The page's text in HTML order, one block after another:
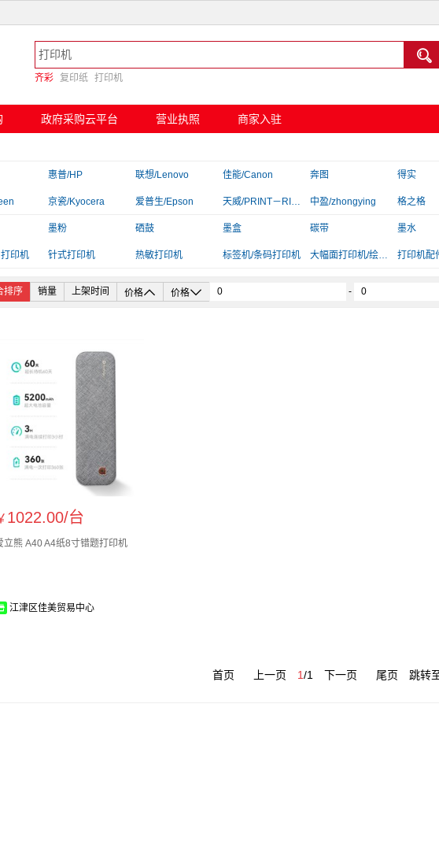

齐彩 复印纸 打印机
政府采购云平台 营业执照 商家入驻
惠普/HP 联想/Lenovo 佳能/Canon 奔图 得实
京瓷/Kyocera 爱普生/Epson 天威/PRINT－RITE 中盈/zhongying 格之格
实达 京呈 言鼎 映美 汉印/
得力/deli 夏普/Sharp 标拓 富士施乐/Fuji Xerox
墨粉 硒鼓 墨盒 碳带 墨水
印机 针式打印机 热敏打印机 标签机/条码打印机 大幅面打印机/绘图仪 打印机配
换器 办公收纳 插线板/转换器
排序 销量 上架时间 价格 价格 -
1022.00/台
立熊 A40 A4纸8寸错题打印机
江津区佳美贸易中心
首页 上一页 1/1 下一页 尾页 跳转